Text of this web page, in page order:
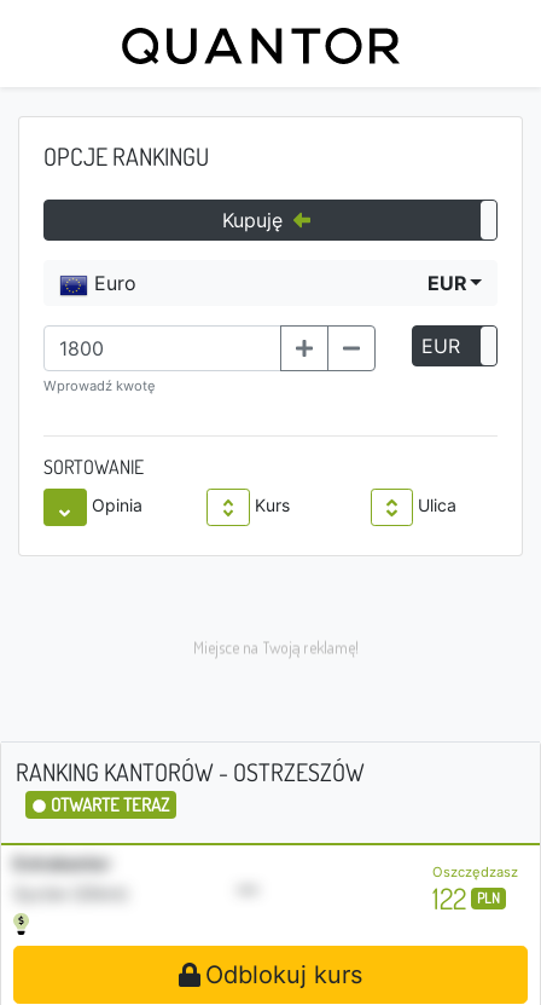
OPCJE RANKINGU
Kupuję
Euro EUR
Wprowadź kwotę
EUR
SORTOWANIE
Opinia Kurs Ulica
RANKING KANTORÓW - OSTRZESZÓW
OTWARTE TERAZ
Extrakantor
•••
Oszczędzasz
122 PLN
Odblokuj kurs